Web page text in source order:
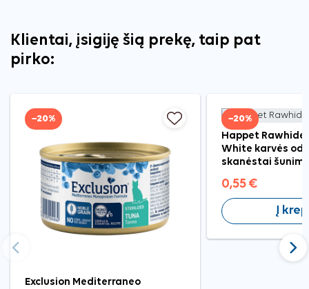
Klientai, įsigiję šią prekę, taip pat
pirko:
−20%
Exclusion Mediterraneo
−20%
Happet Rawhide
White karvės
skanėstai
0,55 €
Į
Ankstesnis